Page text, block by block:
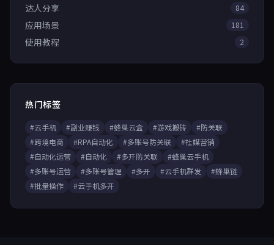
达人分享 84
应用场景 181
使用教程 2
热门标签
#云手机 #副业赚钱 #蜂巢云盒 #游戏搬砖
#防关联
#跨境电商
#RPA自动化 #多账号防关联
#社媒营销
#自动化运营
#自动化 #多开防关联
#蜂巢云手机
#多账号运营
#多账号管理 #多开 #云手机群发
#蜂巢链
#批量操作
#云手机多开